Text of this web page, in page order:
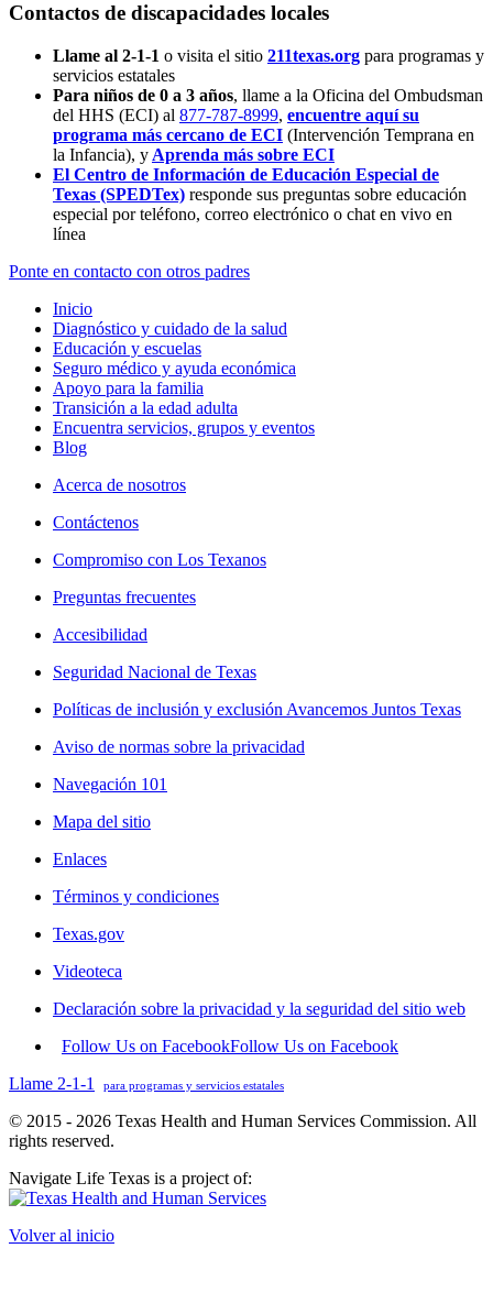
Contactos de discapacidades locales
Llame al 2-1-1 o visita el sitio 211texas.org para programas y
servicios estatales
Para niños de 0 a 3 años, llame a la Oficina del Ombudsman
del HHS (ECI) al 877-787-8999, encuentre aquí su
programa más cercano de ECI (Intervención Temprana en
la Infancia), y Aprenda más sobre ECI
El Centro de Información de Educación Especial de
Texas (SPEDTex) responde sus preguntas sobre educación
especial por teléfono, correo electrónico o chat en vivo en
línea
Ponte en contacto con otros padres
Inicio
Diagnóstico y cuidado de la salud
Educación y escuelas
Seguro médico y ayuda económica
Apoyo para la familia
Transición a la edad adulta
Encuentra servicios, grupos y eventos
Blog
Acerca de nosotros
Contáctenos
Compromiso con Los Texanos
Preguntas frecuentes
Accesibilidad
Seguridad Nacional de Texas
Políticas de inclusión y exclusión Avancemos Juntos Texas
Aviso de normas sobre la privacidad
Navegación 101
Mapa del sitio
Enlaces
Términos y condiciones
Texas.gov
Videoteca
Declaración sobre la privacidad y la seguridad del sitio web
Follow Us on FacebookFollow Us on Facebook
Llame 2-1-1
para programas y servicios estatales
© 2015 - 2026 Texas Health and Human Services Commission. All
rights reserved.
Navigate Life Texas is a project of:
Volver al inicio